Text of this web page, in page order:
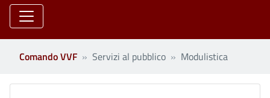
Comando VVF Servizi al pubblico Modulistica